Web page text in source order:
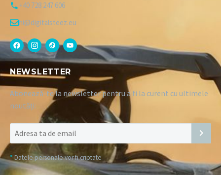
+40 728 247 606
hi@digitalsteez.eu
NEWSLETTER
Abonează-te la newsletter pentru a fi la curent cu ultimele
noutăți:
* Datele personale vor fi criptate